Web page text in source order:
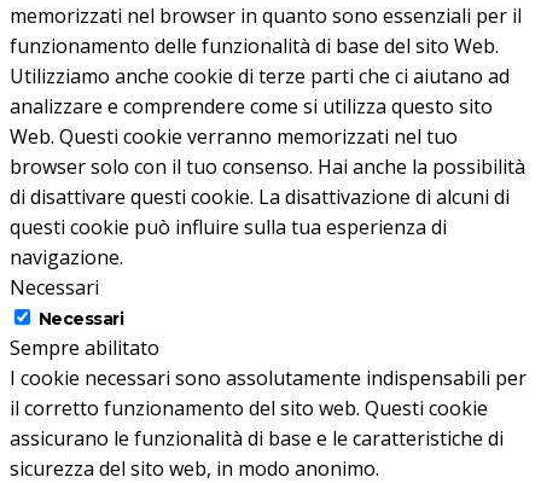
memorizzati nel browser in quanto sono essenziali per il
funzionamento delle funzionalità di base del sito Web.
Utilizziamo anche cookie di terze parti che ci aiutano ad
analizzare e comprendere come si utilizza questo sito
Web. Questi cookie verranno memorizzati nel tuo
browser solo con il tuo consenso. Hai anche la possibilità
di disattivare questi cookie. La disattivazione di alcuni di
questi cookie può influire sulla tua esperienza di
navigazione.
Necessari
Necessari
Sempre abilitato
I cookie necessari sono assolutamente indispensabili per
il corretto funzionamento del sito web. Questi cookie
assicurano le funzionalità di base e le caratteristiche di
sicurezza del sito web, in modo anonimo.